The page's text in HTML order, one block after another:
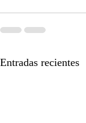
Entradas recientes